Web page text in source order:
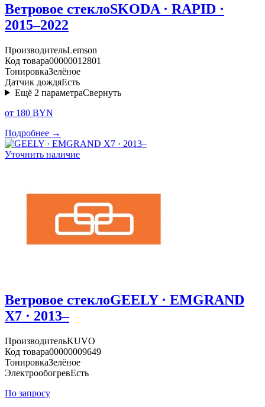
Ветровое стеклоSKODA · RAPID ·
2015–2022
ПроизводительLemson
Код товара00000012801
ТонировкаЗелёное
Датчик дождяЕсть
Ещё 2 параметраСвернуть
от 180 BYN
Подробнее →
Уточнить наличие
Ветровое стеклоGEELY · EMGRAND
X7 · 2013–
ПроизводительKUVO
Код товара00000009649
ТонировкаЗелёное
ЭлектрообогревЕсть
По запросу